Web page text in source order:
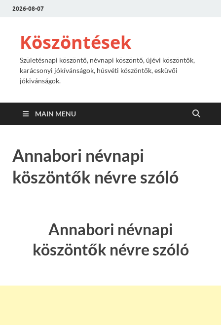
2026-08-07
Köszöntések
Születésnapi köszöntő, névnapi köszöntő, újévi köszöntők,
karácsonyi jókívánságok, húsvéti köszöntők, esküvői
jókivánságok.
MAIN MENU
Annabori névnapi
köszöntők névre szóló
Annabori névnapi
köszöntők névre szóló